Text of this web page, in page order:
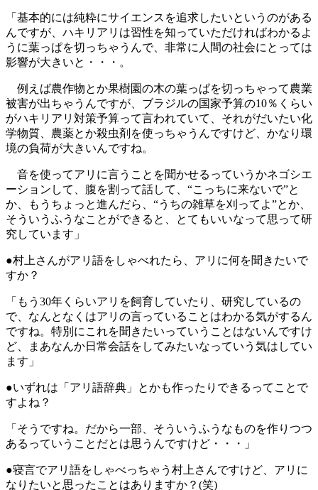
「基本的には純粋にサイエンスを追求したいというのがある
んですが、ハキリアリは習性を知っていただければわかるよ
うに葉っぱを切っちゃうんで、非常に人間の社会にとっては
影響が大きいと・・・。
例えば農作物とか果樹園の木の葉っぱを切っちゃって農業
被害が出ちゃうんですが、ブラジルの国家予算の10％くらい
がハキリアリ対策予算って言われていて、それがだいたい化
学物質、農薬とか殺虫剤を使っちゃうんですけど、かなり環
境の負荷が大きいんですね。
音を使ってアリに言うことを聞かせるっていうかネゴシエ
ーションして、腹を割って話して、“こっちに来ないで”と
か、もうちょっと進んだら、“うちの雑草を刈ってよ”とか、
そういうふうなことができると、とてもいいなって思って研
究しています」
●村上さんがアリ語をしゃべれたら、アリに何を聞きたいで
すか？
「もう30年くらいアリを飼育していたり、研究しているの
で、なんとなくはアリの言っていることはわかる気がするん
ですね。特別にこれを聞きたいっていうことはないんですけ
ど、まあなんか日常会話をしてみたいなっていう気はしてい
ます」
●いずれは「アリ語辞典」とかも作ったりできるってことで
すよね？
「そうですね。だから一部、そういうふうなものを作りつつ
あるっていうことだとは思うんですけど・・・」
●寝言でアリ語をしゃべっちゃう村上さんですけど、アリに
なりたいと思ったことはありますか？(笑)